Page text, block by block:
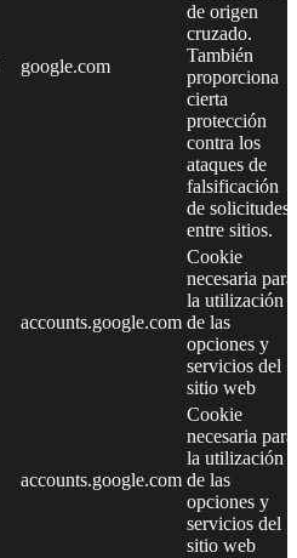
google.com
de origen
cruzado.
También
proporciona
cierta
protección
contra los
ataques de
falsificación
de solicitudes
entre sitios.
accounts.google.com
Cookie
necesaria para
la utilización
de las
opciones y
servicios del
sitio web
accounts.google.com
Cookie
necesaria para
la utilización
de las
opciones y
servicios del
sitio web